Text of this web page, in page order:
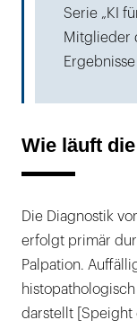
Serie „KI
Mitglieder
Wie läuft
Die Diagnostik
erfolgt primär
Palpation.
darstellt [Speight